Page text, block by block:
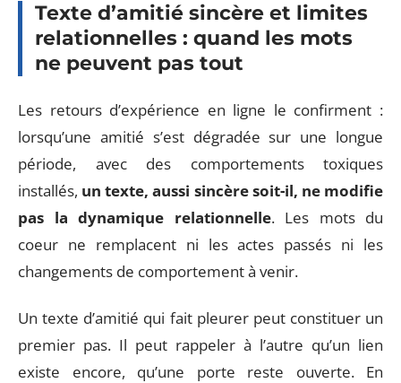
Texte d’amitié sincère et limites
relationnelles : quand les mots
ne peuvent pas tout
Les retours d’expérience en ligne le confirment :
lorsqu’une amitié s’est dégradée sur une longue
période, avec des comportements toxiques
installés, un texte, aussi sincère soit-il, ne modifie
pas la dynamique relationnelle. Les mots du
coeur ne remplacent ni les actes passés ni les
changements de comportement à venir.
Un texte d’amitié qui fait pleurer peut constituer un
premier pas. Il peut rappeler à l’autre qu’un lien
existe encore, qu’une porte reste ouverte. En